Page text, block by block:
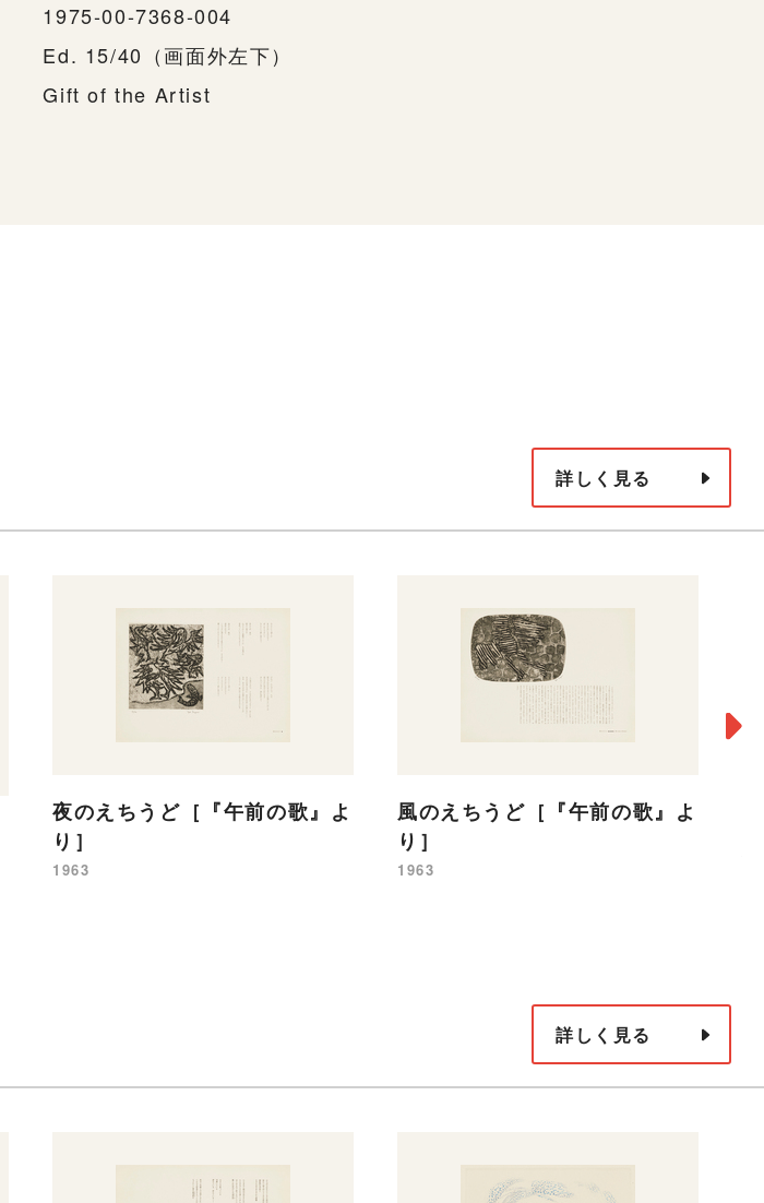
1975-00-7368-004
Ed. 15/40（画面外左下）
Gift of the Artist
詳しく見る
夜のえちうど［『午前の歌』よ
り］
1963
風のえちうど［『午前の歌』よ
り］
1963
詳しく見る